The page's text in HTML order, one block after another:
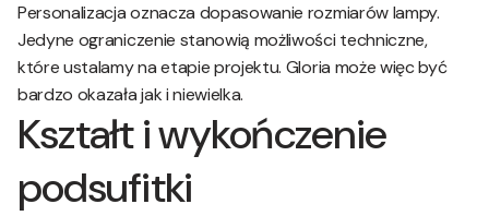
Personalizacja oznacza dopasowanie rozmiarów lampy.
Jedyne ograniczenie stanowią możliwości techniczne,
które ustalamy na etapie projektu. Gloria może więc być
bardzo okazała jak i niewielka.
Kształt i wykończenie
podsufitki